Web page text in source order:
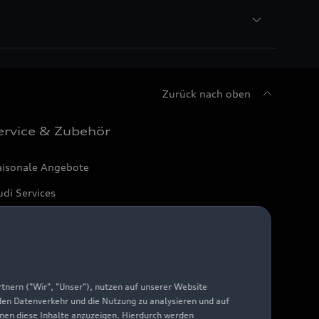
("Wir", "Unser"), nutzen auf unserer Website
Datenverkehr und die Nutzung zu analysieren und auf
diese Inhalte anzuzeigen. Hierdurch werden
Zurück nach oben
& Zubehör
Angebote
Services